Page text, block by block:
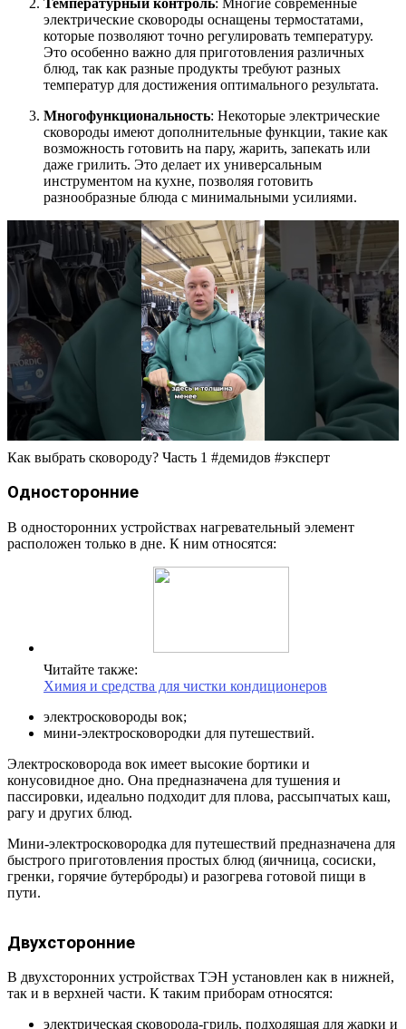
электрические сковороды оснащены термостатами,
которые позволяют точно регулировать температуру.
Это особенно важно для приготовления различных
блюд, так как разные продукты требуют разных
температур для достижения оптимального результата.
Многофункциональность: Некоторые электрические
сковороды имеют дополнительные функции, такие как
возможность готовить на пару, жарить, запекать или
даже грилить. Это делает их универсальным
инструментом на кухне, позволяя готовить
разнообразные блюда с минимальными усилиями.
Как выбрать сковороду? Часть 1 #демидов #эксперт
Односторонние
В односторонних устройствах нагревательный элемент
расположен только в дне. К ним относятся:
Читайте также:
Химия и средства для чистки кондиционеров
электросковороды вок;
мини-электросковородки для путешествий.
Электросковорода вок имеет высокие бортики и
конусовидное дно. Она предназначена для тушения и
пассировки, идеально подходит для плова, рассыпчатых каш,
рагу и других блюд.
Мини-электросковородка для путешествий предназначена для
быстрого приготовления простых блюд (яичница, сосиски,
гренки, горячие бутерброды) и разогрева готовой пищи в
пути.
Двухсторонние
В двухсторонних устройствах ТЭН установлен как в нижней,
так и в верхней части. К таким приборам относятся:
электрическая сковорода-гриль, подходящая для жарки и